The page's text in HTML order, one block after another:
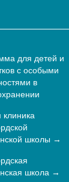
для детей и
с особыми
в
клиника
школы
школа